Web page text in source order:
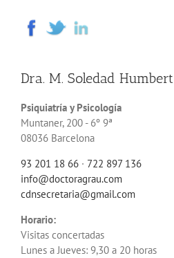
Dra. M. Soledad Humbert
Psiquiatría y Psicología
Muntaner, 200 - 6º 9ª
08036 Barcelona
93 201 18 66 · 722 897 136
info@doctoragrau.com
cdnsecretaria@gmail.com
Horario:
Visitas concertadas
Lunes a Jueves: 9,30 a 20 horas